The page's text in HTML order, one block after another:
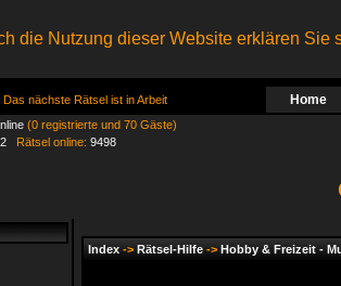
die Nutzung dieser Website erklären
Das nächste Rätsel ist in Arbeit Home
(0 registrierte und 70 Gäste)
Rätsel online: 9498
Index -> Rätsel-Hilfe -> Hobby & Freizeit -